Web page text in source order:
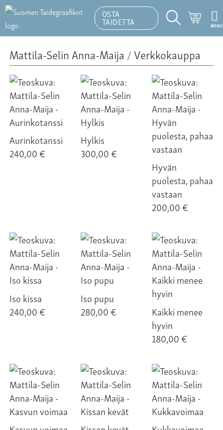
OSTA
TAIDETTA
Hakutoiminto
MENU
Mattila-Selin Anna-Maija /Verkkokauppa
Aurinkotanssi
240,00 €
Hylkis
300,00 €
Hyvän
puolesta, pahaa
vastaan
200,00 €
Iso kissa
240,00 €
Iso pupu
280,00 €
Kaikki menee
hyvin
180,00 €